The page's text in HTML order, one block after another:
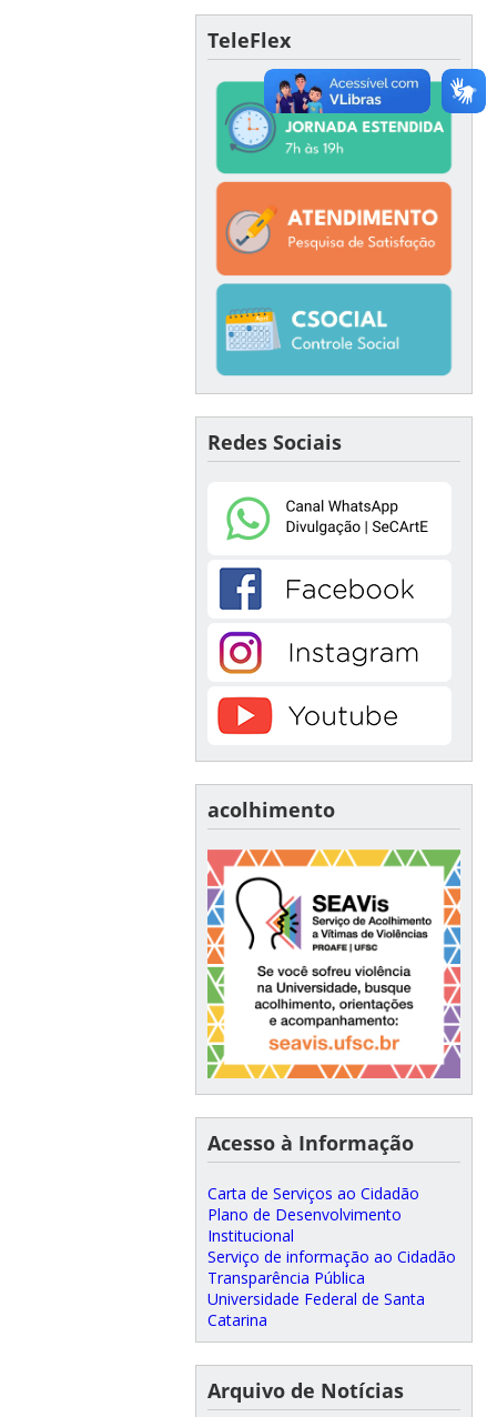
TeleFlex
Redes Sociais
acolhimento
Acesso à Informação
Carta de Serviços ao Cidadão
Plano de Desenvolvimento
Institucional
Serviço de informação ao Cidadão
Transparência Pública
Universidade Federal de Santa
Catarina
Arquivo de Notícias